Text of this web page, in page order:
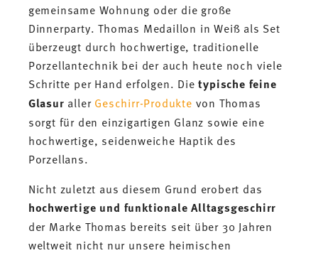
gemeinsame Wohnung oder die große
Dinnerparty. Thomas Medaillon in Weiß als Set
überzeugt durch hochwertige, traditionelle
Porzellantechnik bei der auch heute noch viele
Schritte per Hand erfolgen. Dietypische feine
Glasur aller Geschirr-Produkte von Thomas
sorgt für den einzigartigen Glanz sowie eine
hochwertige, seidenweiche Haptik des
Porzellans.
Nicht zuletzt aus diesem Grund erobert das
hochwertige und funktionale Alltagsgeschirr
der Marke Thomas bereits seit über 30 Jahren
weltweit nicht nur unsere heimischen